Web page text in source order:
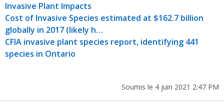
Invasive Plant Impacts
Cost of Invasive Species estimated at $162.7 billion
globally in 2017 (likely h…
CFIA invasive plant species report, identifying 441
species in Ontario
Soumis le 4 juin 2021 2:47 PM